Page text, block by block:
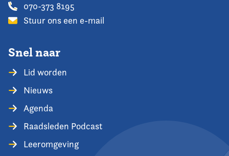
070-373 8195
Stuur ons een e-mail
Snel naar
Lid worden
Nieuws
Agenda
Raadsleden Podcast
Leeromgeving